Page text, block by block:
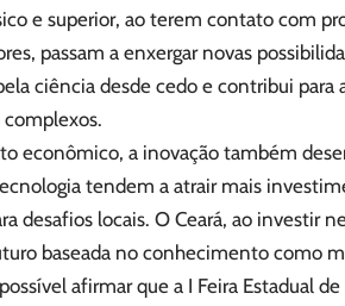
e superior, ao terem contato com
passam a enxergar novas
ciência desde cedo e contribui para
econômico, a inovação também
tendem a atrair mais
desafios locais. O Ceará, ao
baseada no conhecimento como
afirmar que a I Feira Estadual